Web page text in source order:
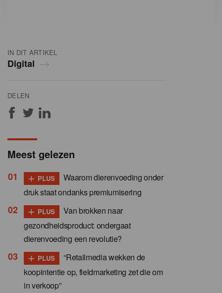
IN DIT ARTIKEL
Digital
DELEN
Meest gelezen
+ PLUS
Waarom dierenvoeding onder
druk staat ondanks premiumisering
+ PLUS
Van brokken naar
gezondheidsproduct: ondergaat
dierenvoeding een revolutie?
+ PLUS
“Retailmedia wekken de
koopintentie op, fieldmarketing zet die om
in verkoop”